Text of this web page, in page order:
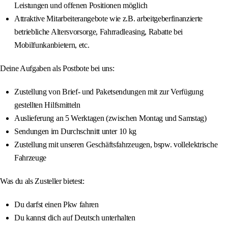
Leistungen und offenen Positionen möglich
Attraktive Mitarbeiterangebote wie z.B. arbeitgeberfinanzierte
betriebliche Altersvorsorge, Fahrradleasing, Rabatte bei
Mobilfunkanbietern, etc.
Deine Aufgaben als Postbote bei uns:
Zustellung von Brief- und Paketsendungen mit zur Verfügung
gestellten Hilfsmitteln
Auslieferung an 5 Werktagen (zwischen Montag und Samstag)
Sendungen im Durchschnitt unter 10 kg
Zustellung mit unseren Geschäftsfahrzeugen, bspw. vollelektrische
Fahrzeuge
Was du als Zusteller bietest:
Du darfst einen Pkw fahren
Du kannst dich auf Deutsch unterhalten